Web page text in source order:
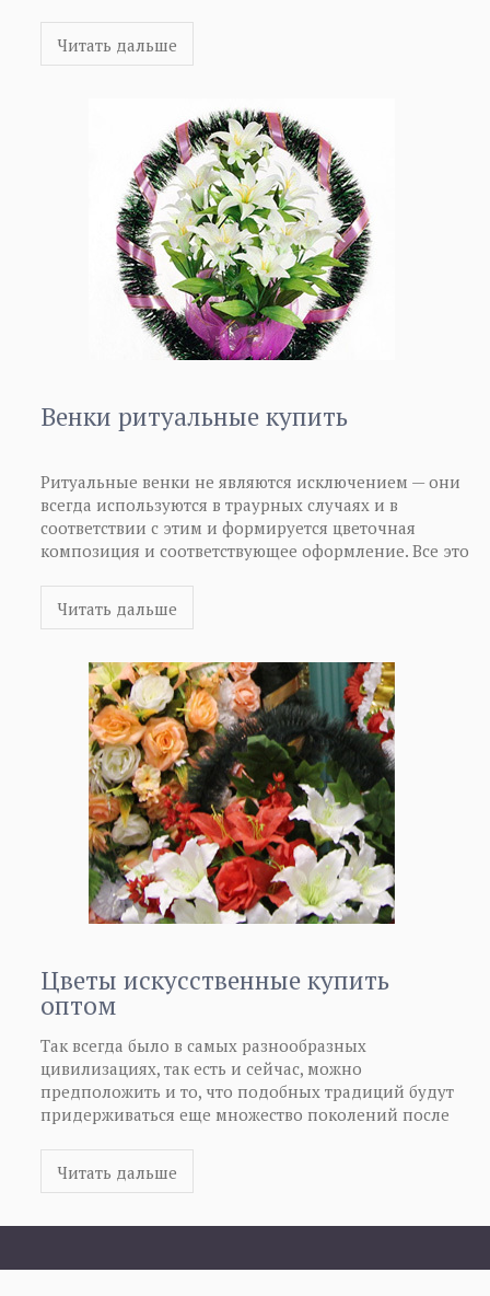
другие традиционные фразы, используемые в таких
венки купить оптом. Как венки ритуальные купить
оптом, Вы можете узнать более подробную
информацию.
Читать дальше
Венки ритуальные купить
Ритуальные венки не являются исключением — они
всегда используются в траурных случаях и в
соответствии с этим и формируется цветочная
композиция и соответствующее оформление. Все это
ритуальные купить сегодня достаточно просто, их
ритуальных магазинах, а также если интересует
покупка в оптовом варианте, для дальнейшего
розничного распространения, то вы сможете узнать
об этом более подробную информацию у
соответствующих организаций и непосредственно у
изготовителей ритуальных венков.
Читать дальше
Цветы искусственные купить
оптом
Так всегда было в самых разнообразных
цивилизациях, так есть и сейчас, можно
предположить и то, что подобных традиций будут
придерживаться еще множество поколений после
будет удобно в том случае, если требуется
цветов или же предполагается их дальнейшая
искусственные купить оптом, то это поможет Вам их
Читать дальше